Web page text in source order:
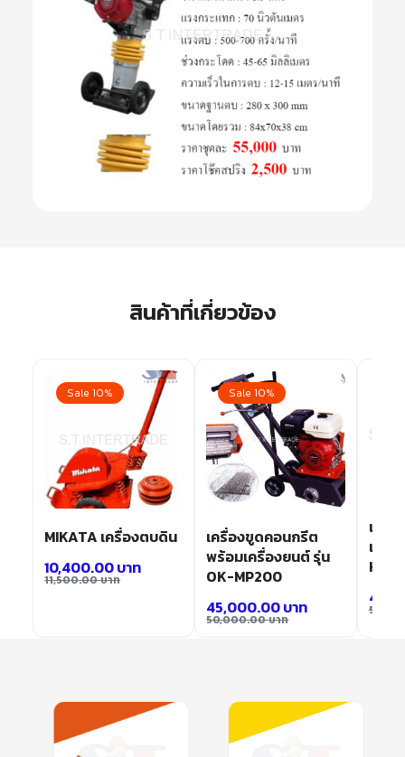
สินค้าที่เกี่ยวข้อง
Sale 10%
MIKATA เครื่องตบดิน
11,500.00บาท
10,400.00บาท
Sale 10%
เครื่องขูดคอนกรีต
พร้อมเครื่องยนต์ รุ่น
OK-MP200
50,000.00บาท
45,000.00บาท
เครื่อ
เพช